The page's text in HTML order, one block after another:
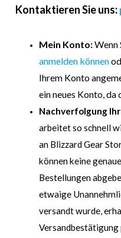
Kontaktieren Sie uns:
Mein Konto:Wenn
anmelden können
Ihrem Konto
ein neues Konto,
Nachverfolgung
arbeitet so schnell
an Blizzard Gear
können keine
Bestellungen
etwaige
versandt wurde,